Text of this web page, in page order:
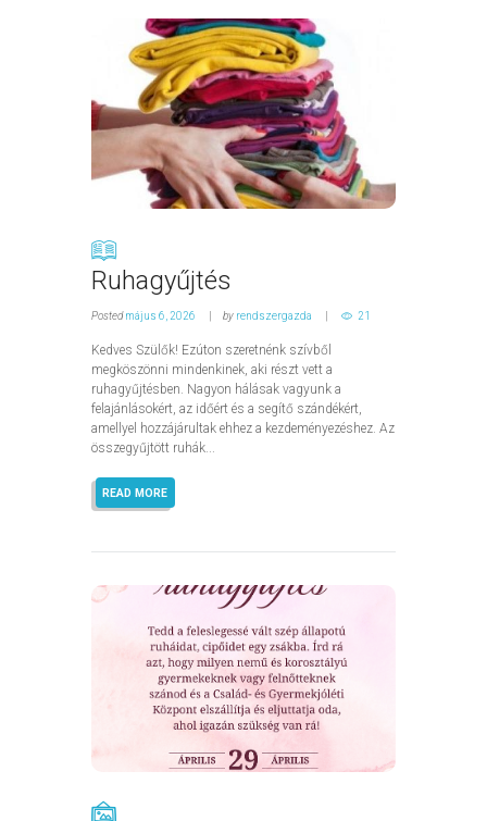
Ruhagyűjtés
Postedmájus 6, 2026 by rendszergazda 21
Kedves Szülők! Ezúton szeretnénk szívből
megköszönni mindenkinek, aki részt vett a
ruhagyűjtésben. Nagyon hálásak vagyunk a
felajánlásokért, az időért és a segítő szándékért,
amellyel hozzájárultak ehhez a kezdeményezéshez. Az
összegyűjtött ruhák...
READ MORE